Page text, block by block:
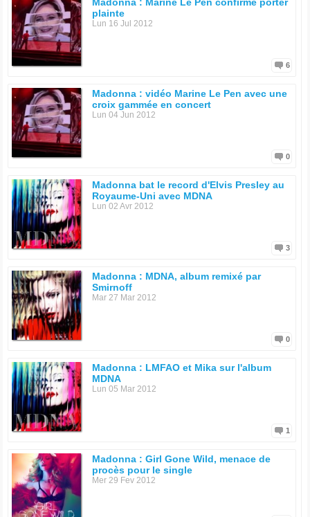
plainte
Lun 16 Jul 2012
6
Madonna : vidéo Marine Le Pen avec une
croix gammée en concert
Lun 04 Jun 2012
0
Madonna bat le record d'Elvis Presley au
Royaume-Uni avec MDNA
Lun 02 Avr 2012
3
Madonna : MDNA, album remixé par
Smirnoff
Mar 27 Mar 2012
0
Madonna : LMFAO et Mika sur l'album
MDNA
Lun 05 Mar 2012
1
Madonna : Girl Gone Wild, menace de
procès pour le single
Mer 29 Fev 2012